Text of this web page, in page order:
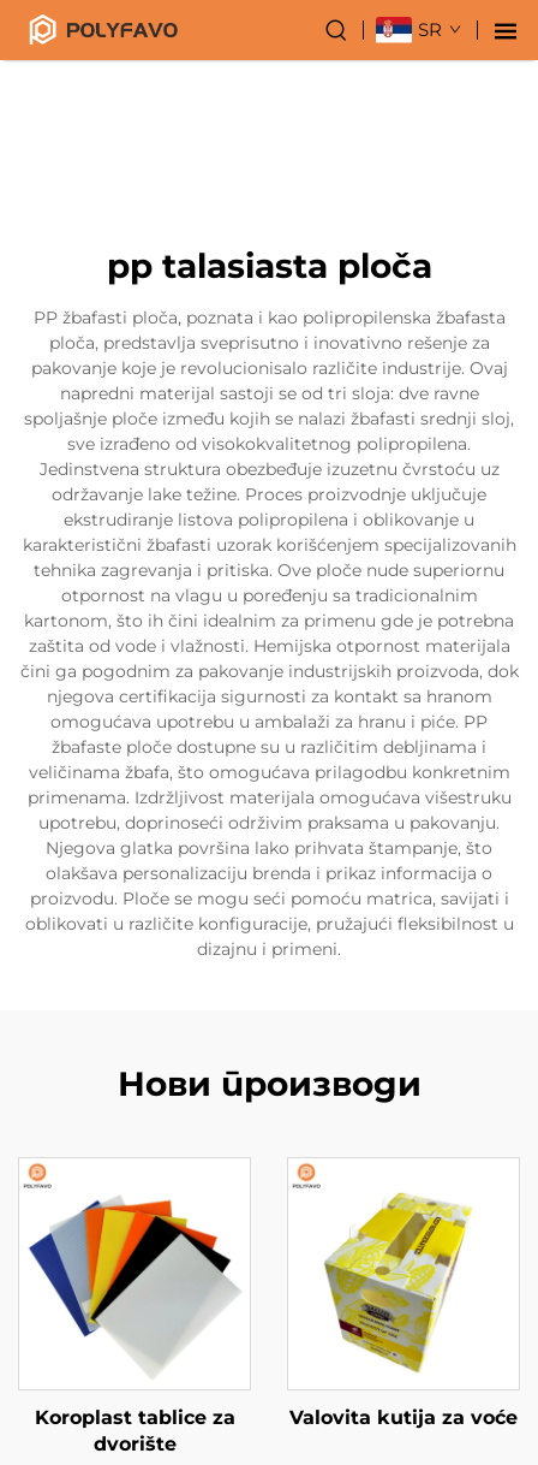
SR
pp talasiasta ploča
PP žbafasti ploča, poznata i kao polipropilenska žbafasta
ploča, predstavlja sveprisutno i inovativno rešenje za
pakovanje koje je revolucionisalo različite industrije. Ovaj
napredni materijal sastoji se od tri sloja: dve ravne
spoljašnje ploče između kojih se nalazi žbafasti srednji sloj,
sve izrađeno od visokokvalitetnog polipropilena.
Jedinstvena struktura obezbeđuje izuzetnu čvrstoću uz
održavanje lake težine. Proces proizvodnje uključuje
ekstrudiranje listova polipropilena i oblikovanje u
karakteristični žbafasti uzorak korišćenjem specijalizovanih
tehnika zagrevanja i pritiska. Ove ploče nude superiornu
otpornost na vlagu u poređenju sa tradicionalnim
kartonom, što ih čini idealnim za primenu gde je potrebna
zaštita od vode i vlažnosti. Hemijska otpornost materijala
čini ga pogodnim za pakovanje industrijskih proizvoda, dok
njegova certifikacija sigurnosti za kontakt sa hranom
omogućava upotrebu u ambalaži za hranu i piće. PP
žbafaste ploče dostupne su u različitim debljinama i
veličinama žbafa, što omogućava prilagodbu konkretnim
primenama. Izdržljivost materijala omogućava višestruku
upotrebu, doprinoseći održivim praksama u pakovanju.
Njegova glatka površina lako prihvata štampanje, što
olakšava personalizaciju brenda i prikaz informacija o
proizvodu. Ploče se mogu seći pomoću matrica, savijati i
oblikovati u različite konfiguracije, pružajući fleksibilnost u
dizajnu i primeni.
Нови производи
Koroplast tablice za
dvorište
Valovita kutija za voće